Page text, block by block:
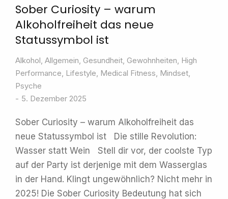
Sober Curiosity – warum
Alkoholfreiheit das neue
Statussymbol ist
Alkohol, Allgemein, Gesundheit, Gewohnheiten, High
Performance, Lifestyle, Medical Fitness, Mindset,
Psyche
5. Dezember 2025
Sober Curiosity – warum Alkoholfreiheit das
neue Statussymbol ist Die stille Revolution:
Wasser statt Wein Stell dir vor, der coolste Typ
auf der Party ist derjenige mit dem Wasserglas
in der Hand. Klingt ungewöhnlich? Nicht mehr in
2025! Die Sober Curiosity Bedeutung hat sich